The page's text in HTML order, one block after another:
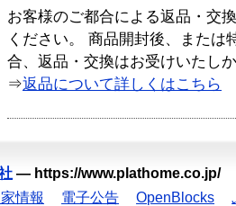
お客様のご都合による返品・交
ください。 商品開封後、または
合、返品・交換はお受けいたし
⇒返品について詳しくはこちら
— https://www.plathome.co.jp/
情報 電子公告 OpenBlocks